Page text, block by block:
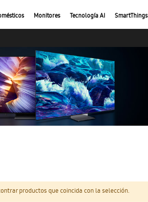
Monitores Tecnología AI SmartThings
productos que coincida con la selección.